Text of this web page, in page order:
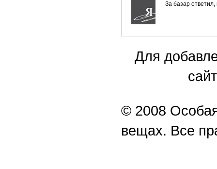
За базар ответил,
Для
© 2008
вещах. Все